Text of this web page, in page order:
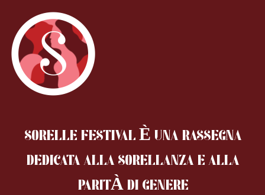
SORELLE FESTIVAL È UNA RASSEGNA
DEDICATA ALLA SORELLANZAE ALLA
PARITÀ DI GENERE